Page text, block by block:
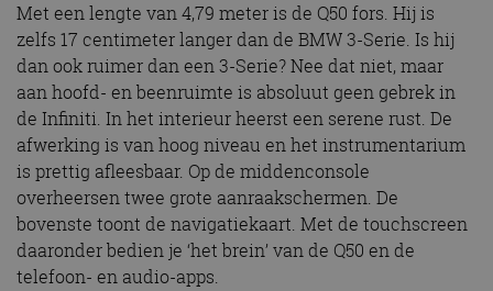
Met een lengte van 4,79 meter is de Q50 fors. Hij is
zelfs 17 centimeter langer dan de BMW 3-Serie. Is hij
dan ook ruimer dan een 3-Serie? Nee dat niet, maar
aan hoofd- en beenruimte is absoluut geen gebrek in
de Infiniti. In het interieur heerst een serene rust. De
afwerking is van hoog niveau en het instrumentarium
is prettig afleesbaar. Op de middenconsole
overheersen twee grote aanraakschermen. De
bovenste toont de navigatiekaart. Met de touchscreen
daaronder bedien je ‘het brein’ van de Q50 en de
telefoon- en audio-apps.